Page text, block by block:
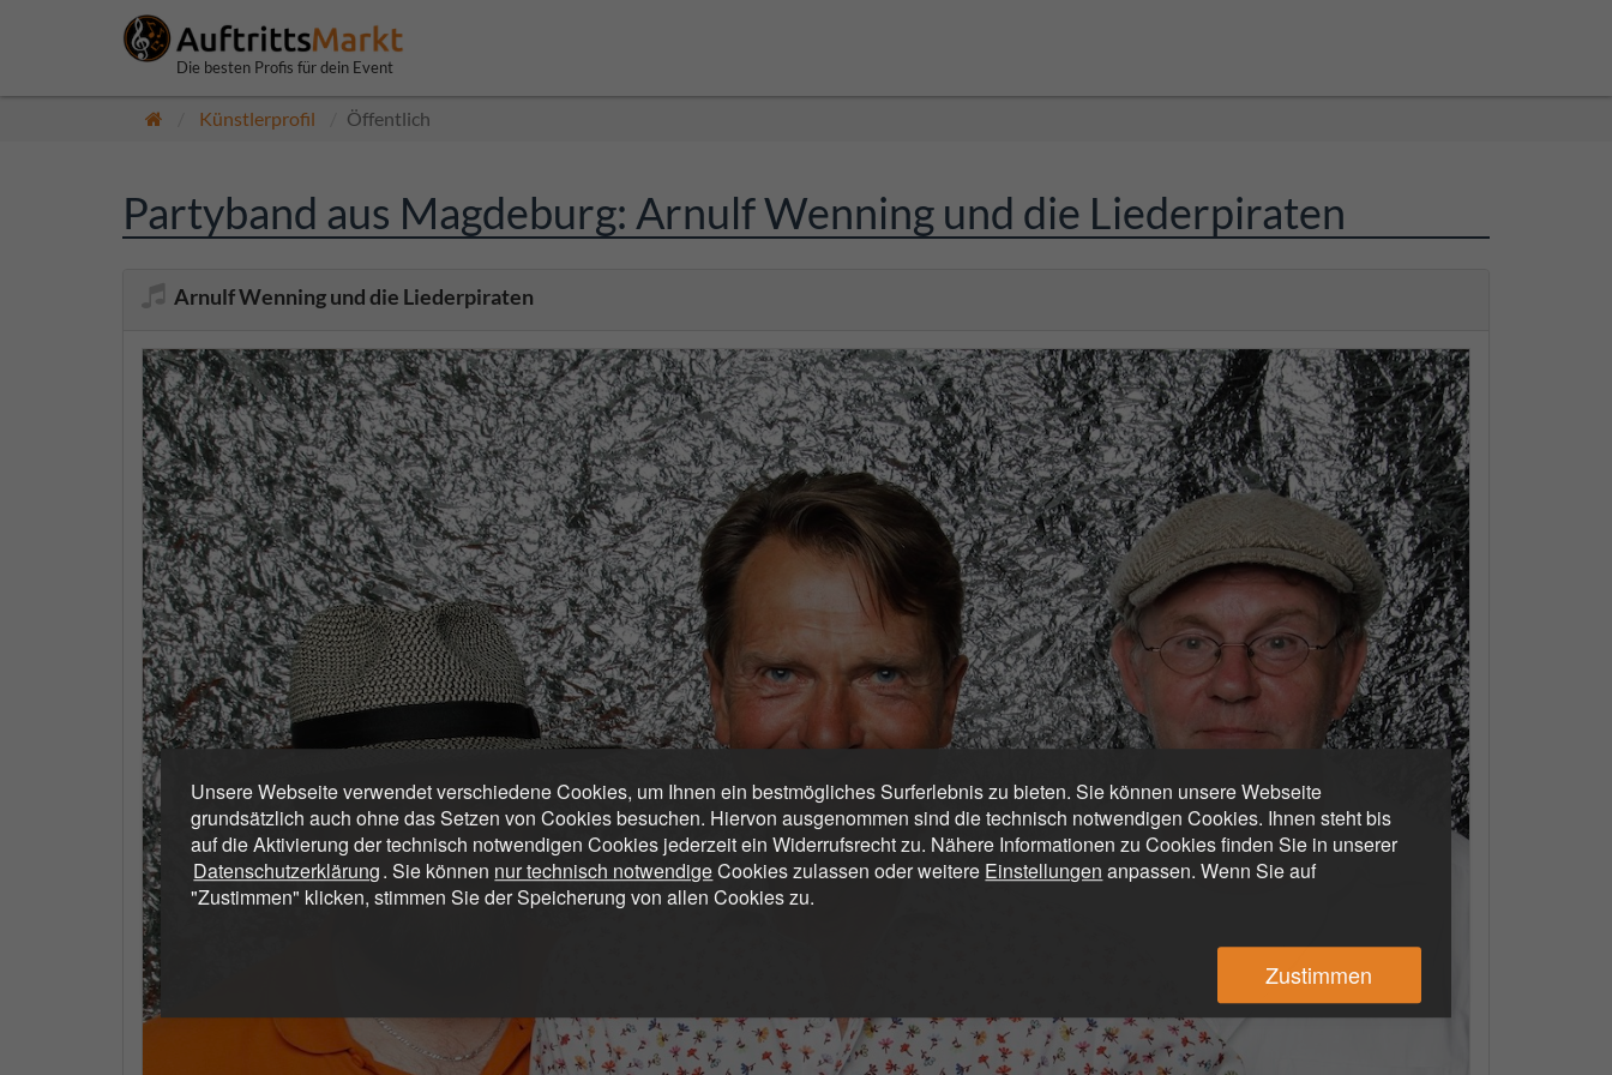
Unsere Webseite verwendet verschiedene Cookies, um Ihnen ein bestmögliches Surferlebnis zu bieten. Sie können unsere Webseite
grundsätzlich auch ohne das Setzen von Cookies besuchen. Hiervon ausgenommen sind die technisch notwendigen Cookies. Ihnen steht bis
auf die Aktivierung der technisch notwendigen Cookies jederzeit ein Widerrufsrecht zu. Nähere Informationen zu Cookies finden Sie in unserer
Datenschutzerklärung. Sie können nur technisch notwendigeCookies zulassen oder weitere Einstellungen anpassen. Wenn Sie auf
"Zustimmen" klicken, stimmen Sie der Speicherung von allen Cookies zu.
Zustimmen
Die besten Profis für dein Event
Künstlerprofil Öffentlich
Partyband aus Magdeburg: Arnulf Wenning und die Liederpiraten
Arnulf Wenning und die Liederpiraten